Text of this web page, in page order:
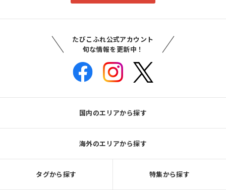
たびこふれ公式アカウント
旬な情報を更新中！
国内のエリアから探す
海外のエリアから探す
タグから探す 特集から探す